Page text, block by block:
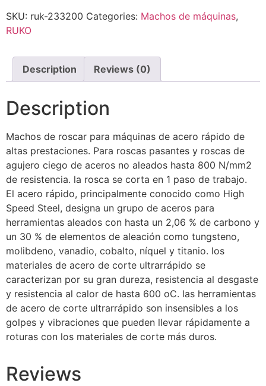
SKU: ruk-233200 Categories: Machos de máquinas,
RUKO
Description Reviews (0)
Description
Machos de roscar para máquinas de acero rápido de
altas prestaciones. Para roscas pasantes y roscas de
agujero ciego de aceros no aleados hasta 800 N/mm2
de resistencia. la rosca se corta en 1 paso de trabajo.
El acero rápido, principalmente conocido como High
Speed Steel, designa un grupo de aceros para
herramientas aleados con hasta un 2,06 % de carbono y
un 30 % de elementos de aleación como tungsteno,
molibdeno, vanadio, cobalto, níquel y titanio. los
materiales de acero de corte ultrarrápido se
caracterizan por su gran dureza, resistencia al desgaste
y resistencia al calor de hasta 600 oC. las herramientas
de acero de corte ultrarrápido son insensibles a los
golpes y vibraciones que pueden llevar rápidamente a
roturas con los materiales de corte más duros.
Reviews